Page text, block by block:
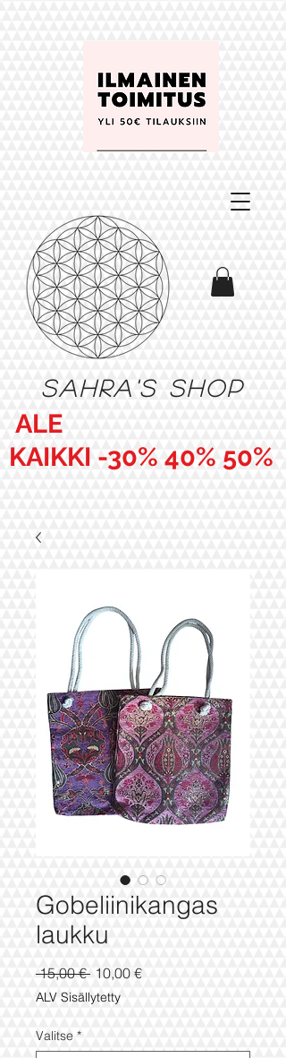
Sahra's shop
ALE
KAIKKI -30% 40% 50%
Gobeliinikangas
laukku
15,00 € Normaali
hinta
10,00 €Alehinta
ALV Sisällytetty
Valitse *